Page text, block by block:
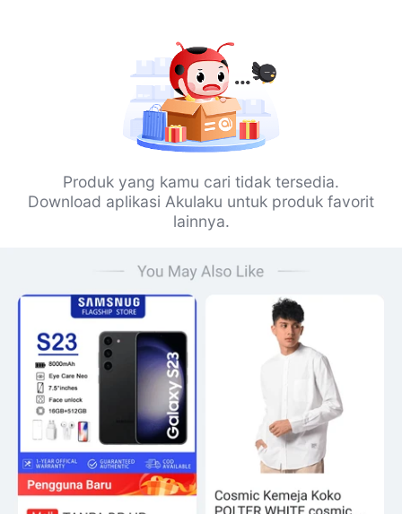
Produk yang kamu cari tidak tersedia.
Download aplikasi Akulaku untuk produk favorit
lainnya.